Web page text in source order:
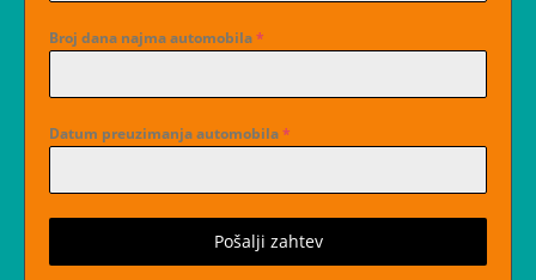
Broj dana najma automobila*
Datum preuzimanja automobila*
Pošalji zahtev